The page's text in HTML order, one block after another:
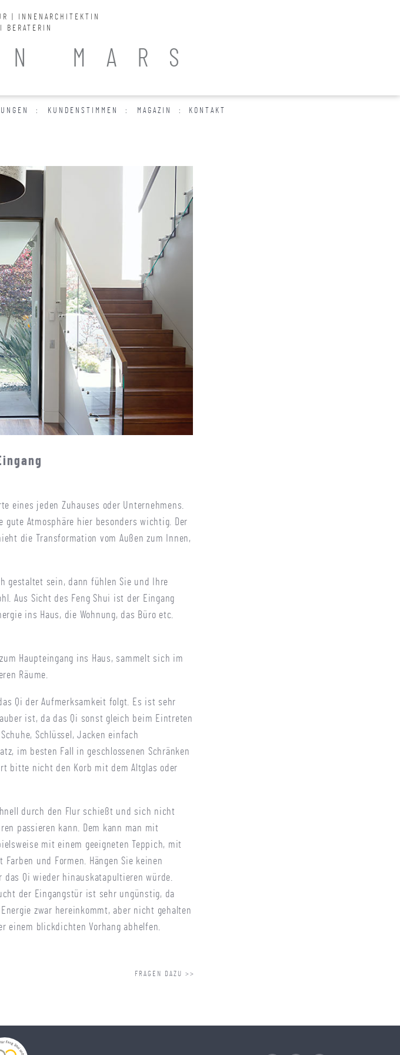
| INNENARCHITEKTIN
BERATERIN
MARS
KUNDENSTIMMEN MAGAZIN KONTAKT
eines jeden Zuhauses oder Unternehmens.
Atmosphäre hier besonders wichtig. Der
die Transformation vom Außen zum Innen,
gestaltet sein, dann fühlen Sie und Ihre
Aus Sicht des Feng Shui ist der Eingang
ins Haus, die Wohnung, das Büro etc.
Haupteingang ins Haus, sammelt sich im
Räume.
Qi der Aufmerksamkeit folgt. Es ist sehr
ist, da das Qi sonst gleich beim Eintreten
Schlüssel, Jacken einfach
im besten Fall in geschlossenen Schränken
bitte nicht den Korb mit dem Altglas oder
durch den Flur schießt und sich nicht
passieren kann. Dem kann man mit
mit einem geeigneten Teppich, mit
und Formen. Hängen Sie keinen
das Qi wieder hinauskatapultieren würde.
der Eingangstür ist sehr ungünstig, da
zwar hereinkommt, aber nicht gehalten
einem blickdichten Vorhang abhelfen.
FRAGEN DAZU >>